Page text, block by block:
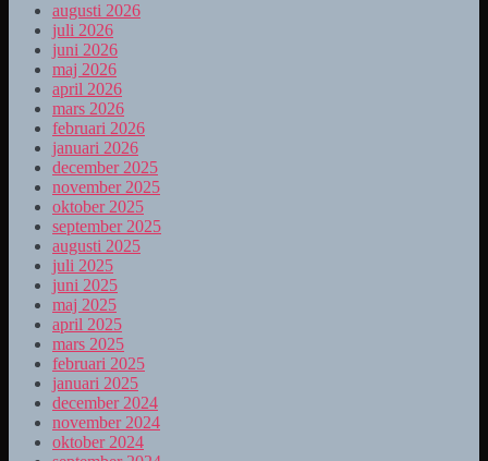
augusti 2026
juli 2026
juni 2026
maj 2026
april 2026
mars 2026
februari 2026
januari 2026
december 2025
november 2025
oktober 2025
september 2025
augusti 2025
juli 2025
juni 2025
maj 2025
april 2025
mars 2025
februari 2025
januari 2025
december 2024
november 2024
oktober 2024